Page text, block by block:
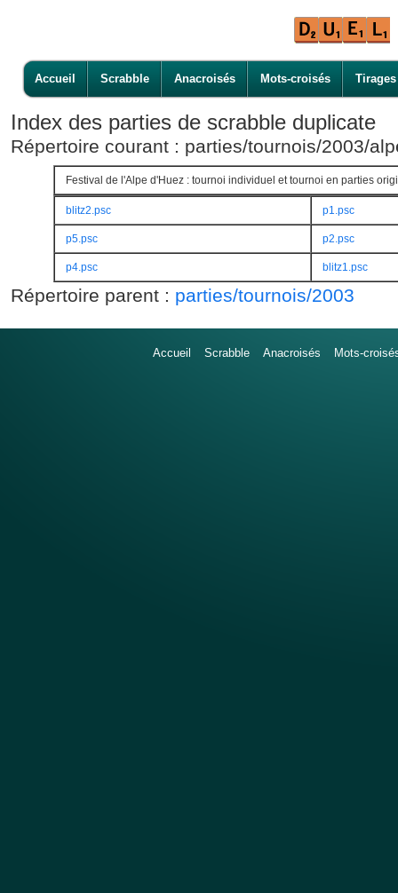
Accueil Scrabble Anacroisés Mots-croisés Tirages
Index des parties de scrabble duplicate
Répertoire courant : parties/tournois/2003/
Festival de l'Alpe d'Huez : tournoi individuel et tournoi en parties
blitz2.psc p1.psc
p5.psc p2.psc
p4.psc blitz1.psc
Répertoire parent : parties/tournois/2003
Accueil Scrabble Anacroisés Mots-